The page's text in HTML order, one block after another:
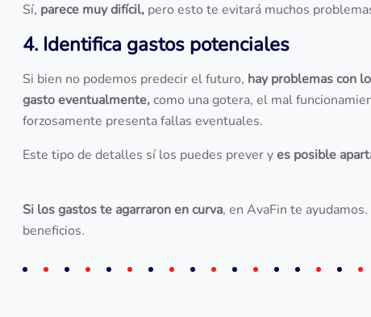
Sí, parece muy difícil, pero esto te evitará muchos
4. Identifica gastos potenciales
Si bien no podemos predecir el futuro, hay problemas con
gasto eventualmente,como una gotera, el mal
forzosamente presenta fallas eventuales.
Este tipo de detalles sí los puedes prever yes posible
Si los gastos te agarraron en curva, en AvaFin te ayudamos.
beneficios.